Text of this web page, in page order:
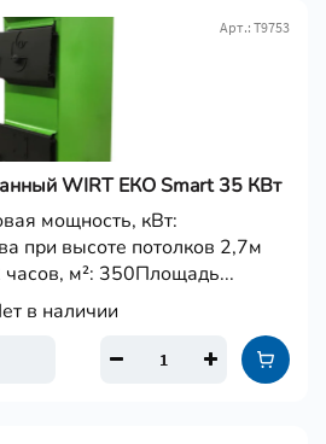
WIRT ЕКО Smart 35 КВт
Арт.: Т9753
мощность, кВт:
при высоте потолков 2,7м
м²: 350Площадь...
в наличии